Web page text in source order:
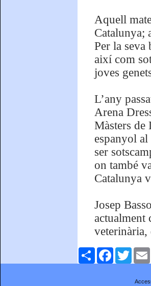
Aquell
Catalunya;
Per la seva
així com
joves
L’any
Arena
Màsters de
espanyol
ser
on també
Catalunya
Josep
actualment
veterinària,
ComparteixFacebookTwitter